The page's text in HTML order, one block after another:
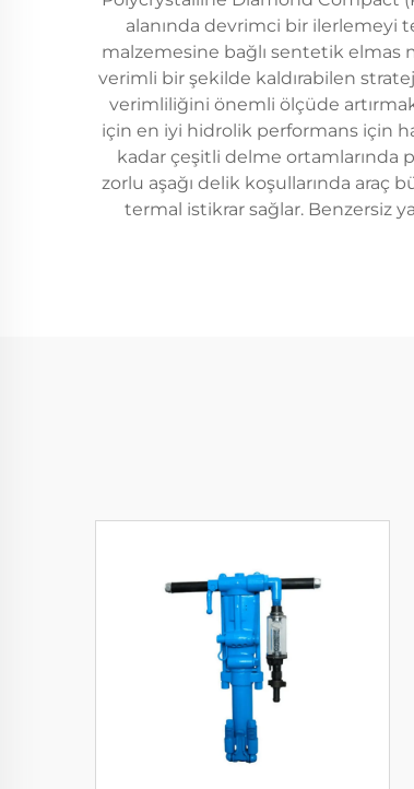
alanında devrimci bir ilerlemeyi
malzemesine bağlı sentetik elmas
verimli bir şekilde kaldırabilen
verimliliğini önemli ölçüde
için en iyi hidrolik performans için
kadar çeşitli delme ortamlarında
zorlu aşağı delik koşullarında
termal istikrar sağlar. Benzersiz